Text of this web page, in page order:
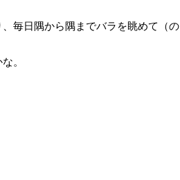
毎日隅から隅までバラを眺めて（の
。